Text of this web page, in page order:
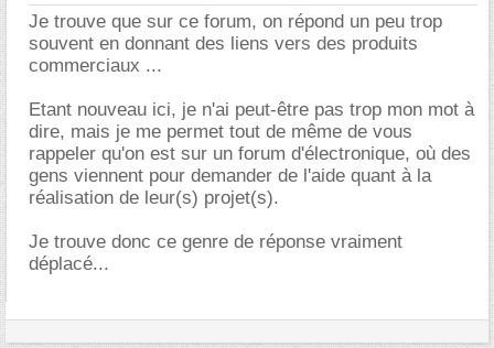
Je trouve que sur ce forum, on répond un peu trop
souvent en donnant des liens vers des produits
commerciaux ...
Etant nouveau ici, je n'ai peut-être pas trop mon mot à
dire, mais je me permet tout de même de vous
rappeler qu'on est sur un forum d'électronique, où des
gens viennent pour demander de l'aide quant à la
réalisation de leur(s) projet(s).
Je trouve donc ce genre de réponse vraiment
déplacé...